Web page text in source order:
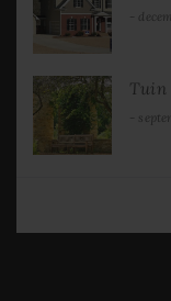
Tuin